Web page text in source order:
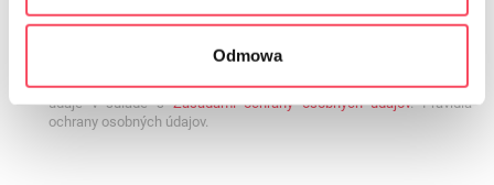
Odmowa
zákonov 2017.1219, konsolidované znenie) na poskytnutú e-mailovú
adresu ohľadom ponúkaných služieb súhlas je dobrovoľný a je
možné ho kedykoľvek odvolať kliknutím na príslušný odkaz na konci
e-mailu. Odvolanie súhlasu nemá vplyv na zákonnosť spracúvania
založeného na súhlase pred jeho odvolaním. Správca spracúva
údaje v súlade sZásadami ochrany osobných údajov. Pravidlá
ochrany osobných údajov.